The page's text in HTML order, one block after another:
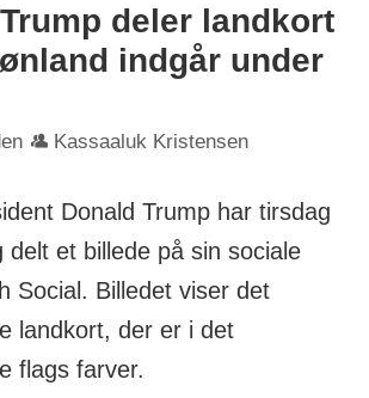
deler landkort
indgår under
Kassaaluk Kristensen
Donald Trump har tirsdag
delt et billede på sin sociale
Social. Billedet viser det
landkort, der er i det
flags farver.